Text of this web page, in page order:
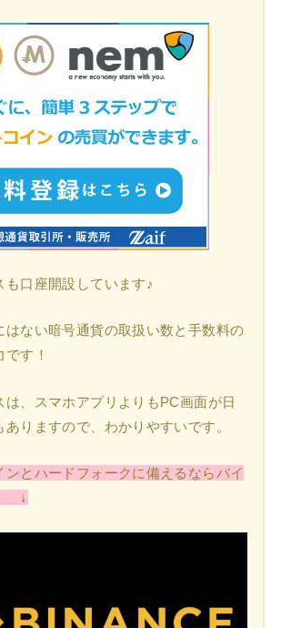
も口座開設しています♪
はない暗号通貨の取扱い数と手数料の
す！
は、スマホアプリよりもPC画面が日
ありますので、わかりやすいです。
ンとハードフォークに備えるならバイ
↓